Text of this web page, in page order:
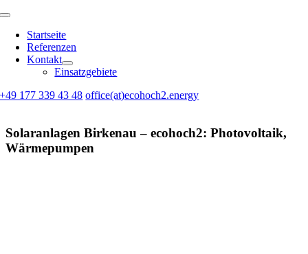
Skip
content
Toggle
NavigationStartseite
Referenzen
Kontakt
Einsatzgebiete
+49 177 339 43 48 office(at)ecohoch2.energy
Solaranlagen Birkenau – ecohoch2: Photovoltaik,
Wärmepumpen